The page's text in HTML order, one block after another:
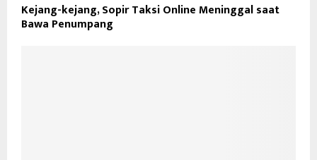
Kejang-kejang, Sopir Taksi Online Meninggal saat
Bawa Penumpang